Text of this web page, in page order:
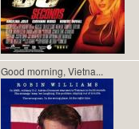
Good morning, Vietna...